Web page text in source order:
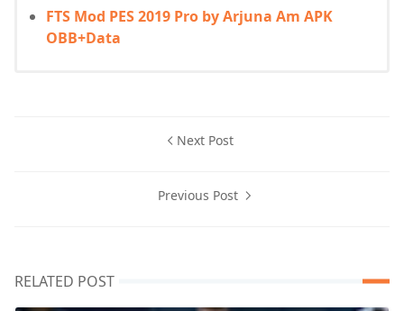
FTS Mod PES 2019 Pro by Arjuna Am APK
OBB+Data
Next Post
Previous Post
RELATED POST